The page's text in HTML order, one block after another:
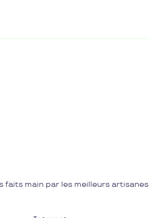
main par les meilleurs artisanes